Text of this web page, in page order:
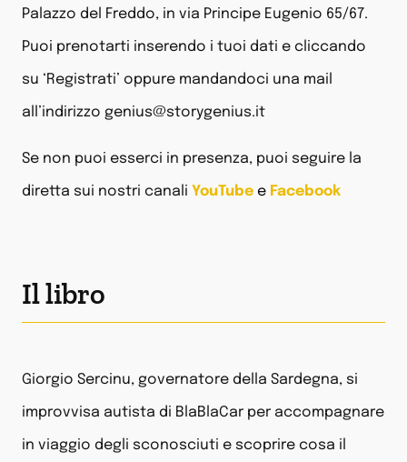
Palazzo del Freddo, in via Principe Eugenio 65/67.
Puoi prenotarti inserendo i tuoi dati e cliccando
su ‘Registrati’ oppure mandandoci una mail
all’indirizzo genius@storygenius.it
Se non puoi esserci in presenza, puoi seguire la
diretta sui nostri canali YouTube e Facebook
Il libro
Giorgio Sercinu, governatore della Sardegna, si
improvvisa autista di BlaBlaCar per accompagnare
in viaggio degli sconosciuti e scoprire cosa il